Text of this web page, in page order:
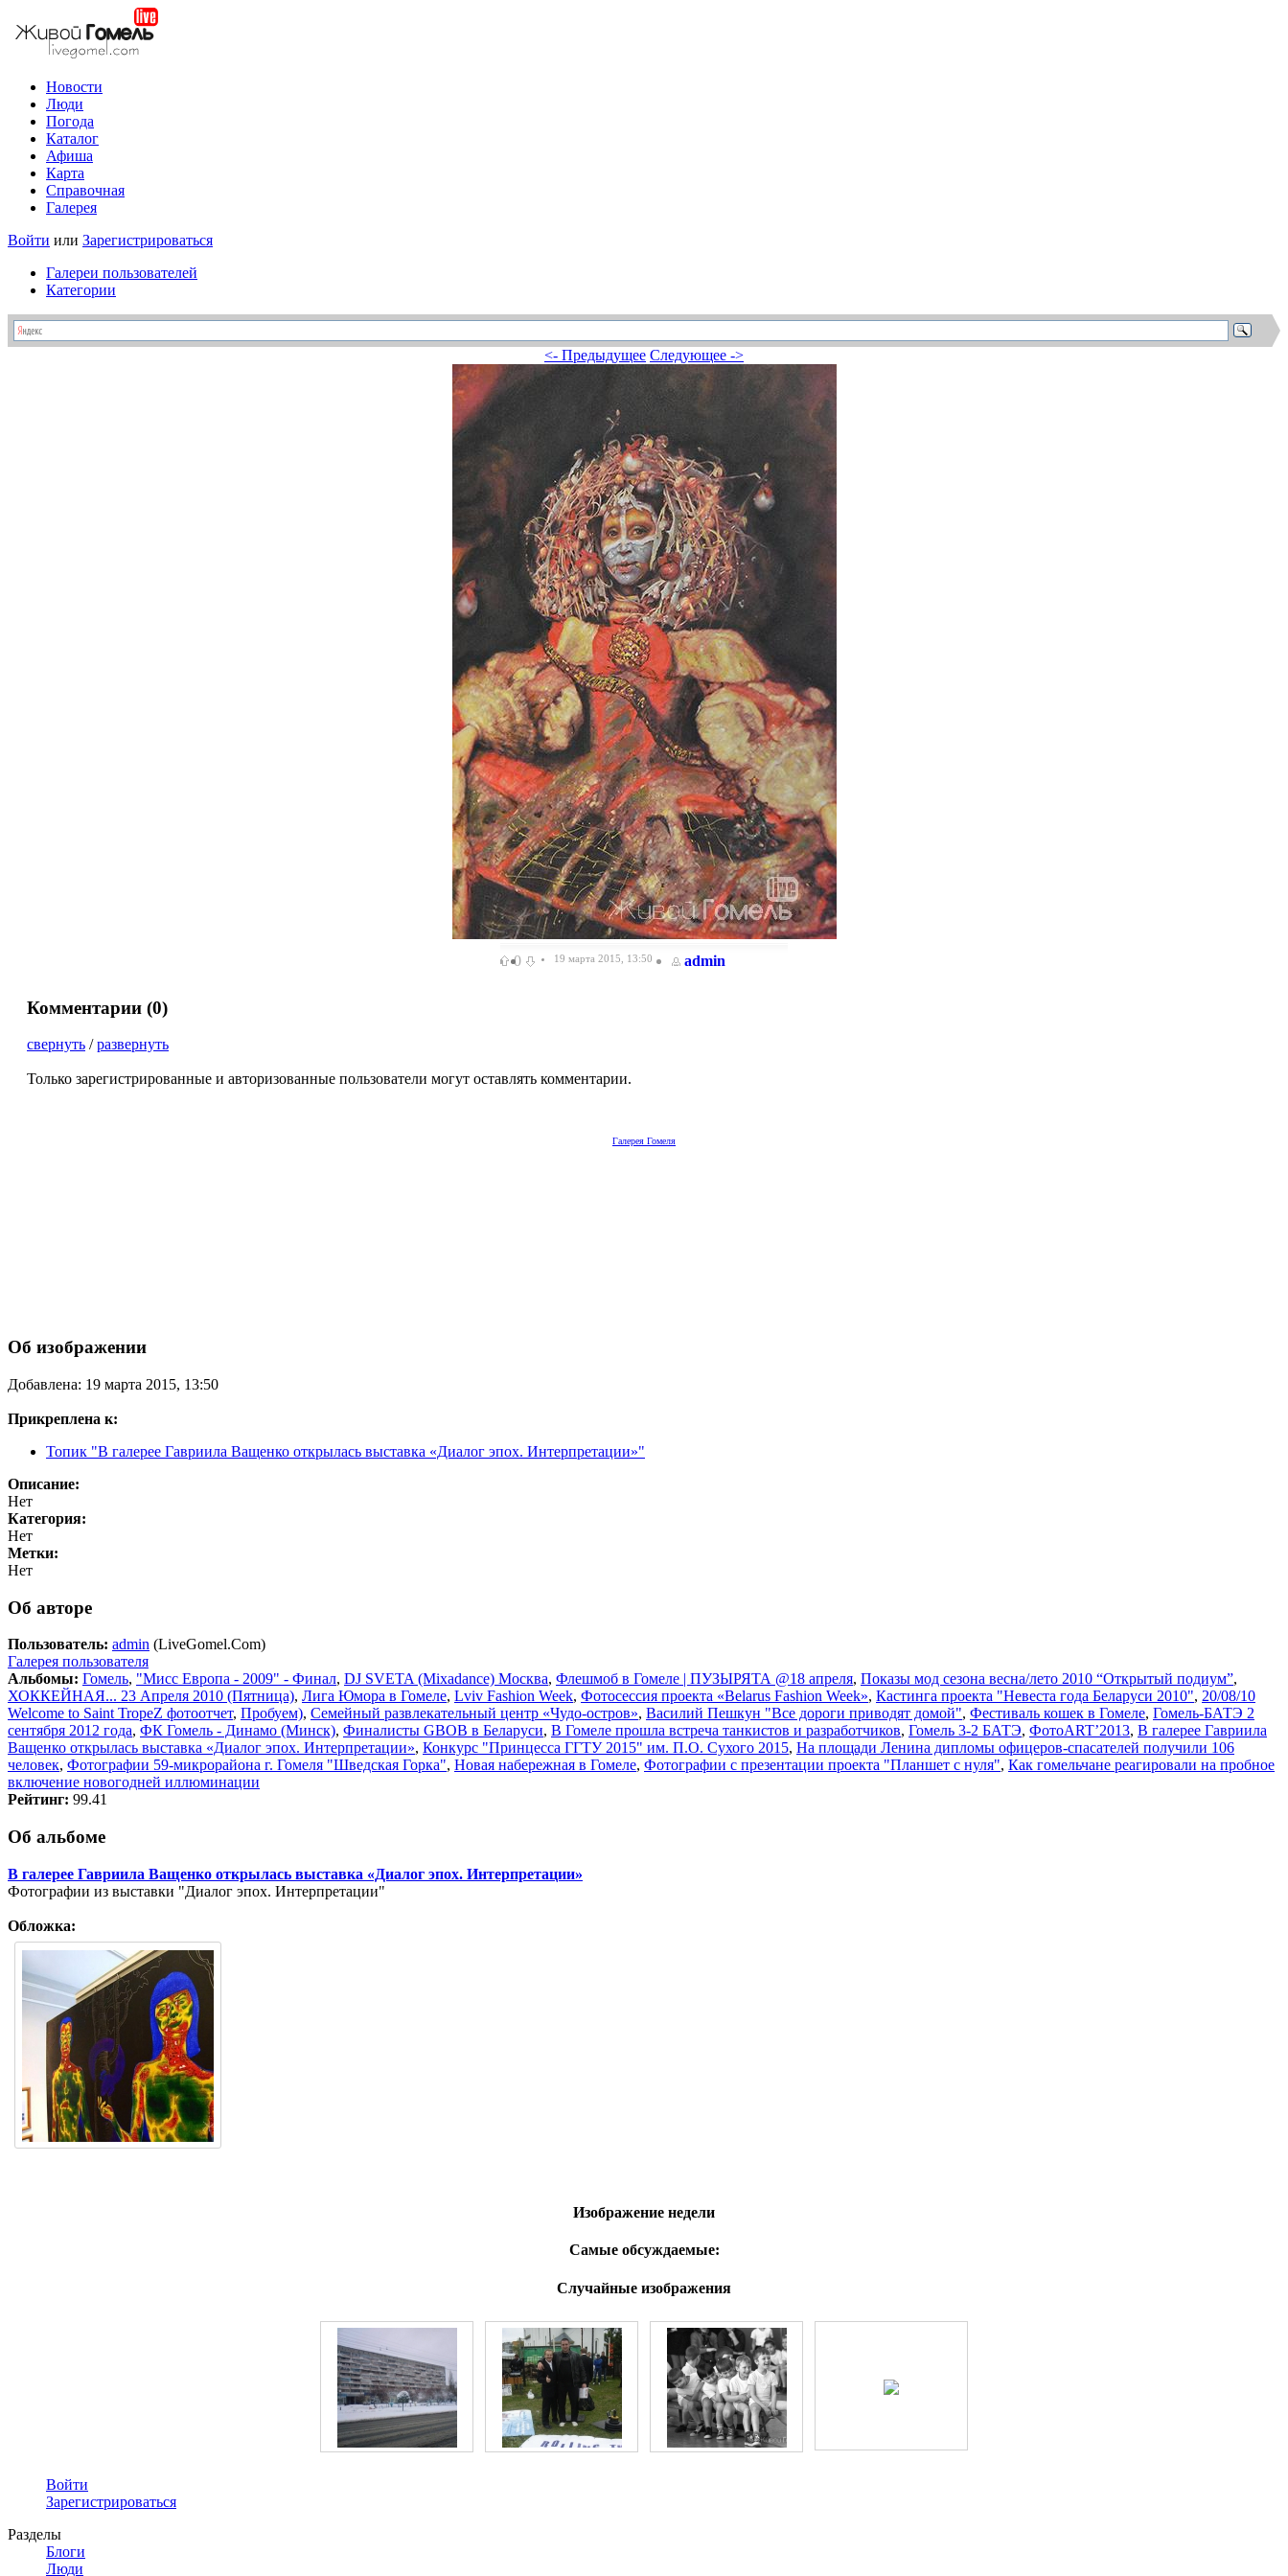
Новости
Люди
Погода
Каталог
Афиша
Карта
Справочная
Галерея
Войти или Зарегистрироваться
Галереи пользователей
Категории
<- Предыдущее Следующее ->
0 19 марта 2015, 13:50 admin
Комментарии (0)
свернуть /развернуть
Только зарегистрированные и авторизованные пользователи могут оставлять комментарии.
Галерея Гомеля
Об изображении
Добавлена: 19 марта 2015, 13:50
Прикреплена к:
Топик "В галерее Гавриила Ващенко открылась выставка «Диалог эпох. Интерпретации»"
Описание:
Нет
Категория:
Нет
Метки:
Нет
Об авторе
Пользователь: admin (LiveGomel.Com)
Галерея пользователя
Альбомы: Гомель, "Мисс Европа - 2009" - Финал, DJ SVETA (Mixadance) Москва, Флешмоб в Гомеле | ПУЗЫРЯТА @18 апреля, Показы мод сезона весна/лето 2010 “Открытый подиум”,
ХОККЕЙНАЯ... 23 Апреля 2010 (Пятница), Лига Юмора в Гомеле, Lviv Fashion Week, Фотосессия проекта «Belarus Fashion Week», Кастинга проекта "Невеста года Беларуси 2010", 20/08/10
Welcome to Saint TropeZ фотоотчет, Пробуем), Семейный развлекательный центр «Чудо-остров», Василий Пешкун "Все дороги приводят домой", Фестиваль кошек в Гомеле, Гомель-БАТЭ 2
сентября 2012 года, ФК Гомель - Динамо (Минск), Финалисты GBOB в Беларуси, В Гомеле прошла встреча танкистов и разработчиков, Гомель 3-2 БАТЭ, ФотоART’2013, В галерее Гавриила
Ващенко открылась выставка «Диалог эпох. Интерпретации», Конкурс "Принцесса ГГТУ 2015" им. П.О. Сухого 2015, На площади Ленина дипломы офицеров-спасателей получили 106
человек, Фотографии 59-микрорайона г. Гомеля "Шведская Горка", Новая набережная в Гомеле, Фотографии с презентации проекта "Планшет с нуля", Как гомельчане реагировали на пробное
включение новогодней иллюминации
Рейтинг: 99.41
Об альбоме
В галерее Гавриила Ващенко открылась выставка «Диалог эпох. Интерпретации»
Фотографии из выставки "Диалог эпох. Интерпретации"
Обложка:
Изображение недели
Самые обсуждаемые:
Случайные изображения
Войти
Зарегистрироваться
Разделы
Блоги
Люди